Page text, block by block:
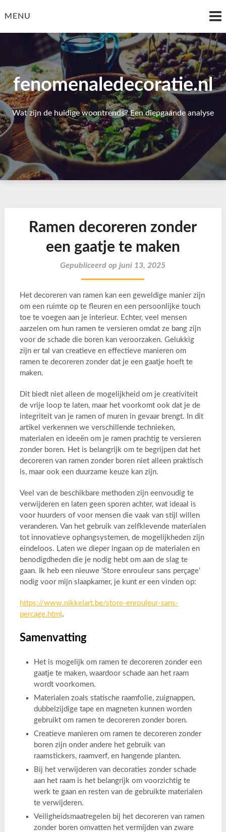
toMENU
fenomenaledecoratie.nl
Wat zijn de huidige woontrends? Een diepgaande analyse
Ramen decoreren zonder
een gaatje te maken
Gepubliceerd op juni 13, 2025
Het decoreren van ramen kan een geweldige manier zijn
om een ruimte op te fleuren en een persoonlijke touch
toe te voegen aan je interieur. Echter, veel mensen
aarzelen om hun ramen te versieren omdat ze bang zijn
voor de schade die boren kan veroorzaken. Gelukkig
zijn er tal van creatieve en effectieve manieren om
ramen te decoreren zonder dat je een gaatje hoeft te
maken.
Dit biedt niet alleen de mogelijkheid om je creativiteit
de vrije loop te laten, maar het voorkomt ook dat je de
integriteit van je ramen of muren in gevaar brengt. In dit
artikel verkennen we verschillende technieken,
materialen en ideeën om je ramen prachtig te versieren
zonder boren. Het is belangrijk om te begrijpen dat het
decoreren van ramen zonder boren niet alleen praktisch
is, maar ook een duurzame keuze kan zijn.
Veel van de beschikbare methoden zijn eenvoudig te
verwijderen en laten geen sporen achter, wat ideaal is
voor huurders of voor mensen die vaak van stijl willen
veranderen. Van het gebruik van zelfklevende materialen
tot innovatieve ophangsystemen, de mogelijkheden zijn
eindeloos. Laten we dieper ingaan op de materialen en
benodigdheden die je nodig hebt om aan de slag te
gaan. Ik heb een nieuwe ‘Store enrouleur sans perçage’
nodig voor mijn slaapkamer, je kunt er een vinden op:
https://www.nikkelart.be/store-enrouleur-sans-
percage.html .
Samenvatting
Het is mogelijk om ramen te decoreren zonder een
gaatje te maken, waardoor schade aan het raam
wordt voorkomen.
Materialen zoals statische raamfolie, zuignappen,
dubbelzijdige tape en magneten kunnen worden
gebruikt om ramen te decoreren zonder boren.
Creatieve manieren om ramen te decoreren zonder
boren zijn onder andere het gebruik van
raamstickers, raamverf, en hangende planten.
Bij het verwijderen van decoraties zonder schade
aan het raam is het belangrijk om voorzichtig te
werk te gaan en resten van de gebruikte materialen
te verwijderen.
Veiligheidsmaatregelen bij het decoreren van ramen
zonder boren omvatten het vermijden van zware